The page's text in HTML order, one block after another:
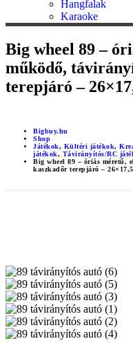
Hangfalak
Karaoke
Big wheel 89 –
működő,
terepjáró –
Bigbuy.hu
Shop
Játékok, Kültéri játékok,
játékok, Távirányítós/RC
Big wheel 89 – óriás méretű,
kaszkadőr terepjáró –